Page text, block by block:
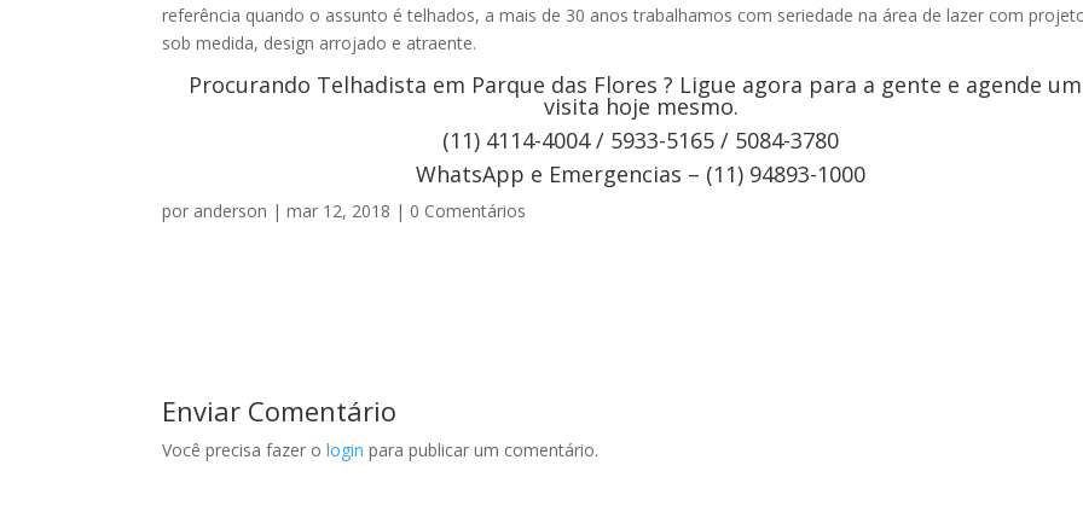
referência quando o assunto é telhados, a mais de 30 anos trabalhamos com seriedade na área de lazer com
sob medida, design arrojado e atraente.
Procurando Telhadista em Parque das Flores ? Ligue agora para a gente e agende
visita hoje mesmo.
(11) 4114-4004 / 5933-5165 / 5084-3780
WhatsApp e Emergencias – (11) 94893-1000
por anderson |mar 12, 2018 | 0 Comentários
Enviar Comentário
Você precisa fazer ologin para publicar um comentário.